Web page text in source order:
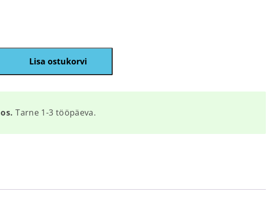
Lisa ostukorvi
Tarne 1-3 tööpäeva.